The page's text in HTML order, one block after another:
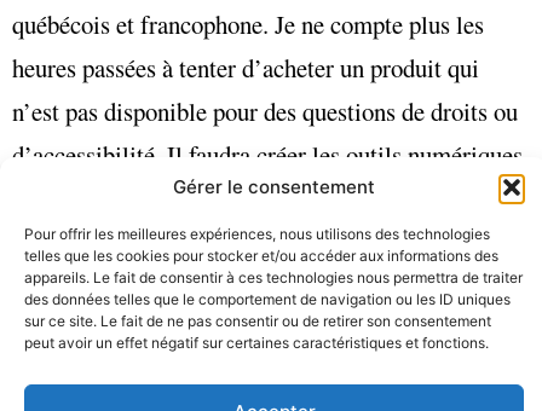
Gérer le consentement
Pour offrir les meilleures expériences, nous utilisons des technologies
telles que les cookies pour stocker et/ou accéder aux informations des
appareils. Le fait de consentir à ces technologies nous permettra de traiter
des données telles que le comportement de navigation ou les ID uniques
sur ce site. Le fait de ne pas consentir ou de retirer son consentement
peut avoir un effet négatif sur certaines caractéristiques et fonctions.
québécois et francophone. Je ne compte plus les
heures passées à tenter d’acheter un produit qui
n’est pas disponible pour des questions de droits ou
d’accessibilité. Il faudra créer les outils numériques
pour faciliter l’accès au contenu québécois et
francophone (films, musique, livres), ce qui requiert
une stratégie claire en matière de droits d’auteurs,
de plate-forme, de partenariat avec le privé, etc. Les